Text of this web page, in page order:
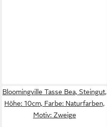
Bloomingville Tasse Bea, Steingut,
Höhe: 10cm, Farbe: Naturfarben,
Motiv: Zweige